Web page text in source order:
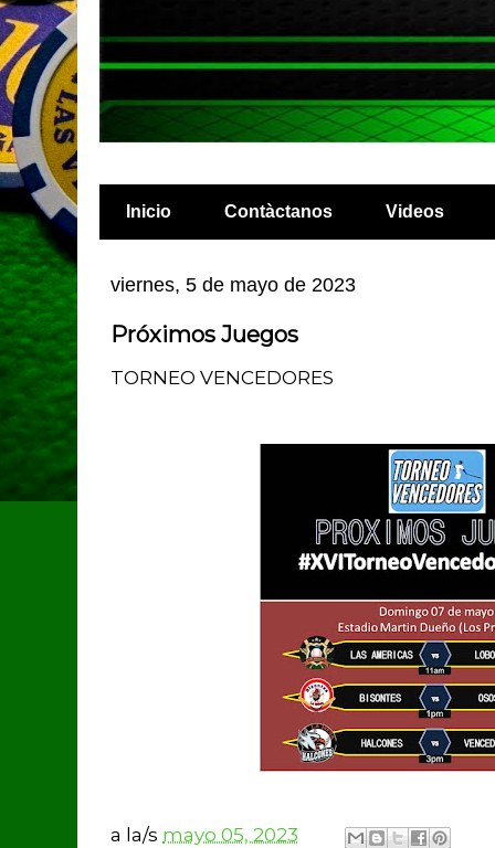
Inicio Contàctanos Videos
viernes, 5 de mayo de 2023
Próximos Juegos
TORNEO VENCEDORES
a la/s mayo 05, 2023